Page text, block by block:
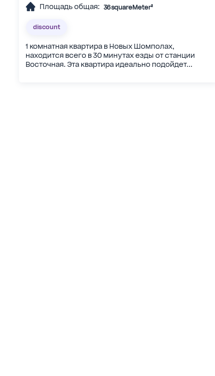
Площадь общая: 36 squareMeter²
discount
1 комнатная квартира в Новых Шомполах,
находится всего в 30 минутах езды от станции
Восточная. Эта квартира идеально подойдет...